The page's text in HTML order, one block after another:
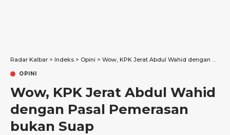
Radar Kalbar > Indeks > Opini > Wow, KPK Jerat Abdul Wahid dengan Pasal Pemerasan bukan Suap
OPINI
Wow, KPK Jerat Abdul Wahid
dengan Pasal Pemerasan
bukan Suap